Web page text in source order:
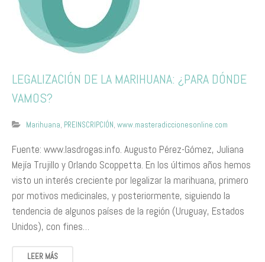
LEGALIZACIÓN DE LA MARIHUANA: ¿PARA DÓNDE
VAMOS?
Marihuana, PREINSCRIPCIÓN, www.masteradiccionesonline.com
Fuente: www.lasdrogas.info. Augusto Pérez-Gómez, Juliana
Mejía Trujillo y Orlando Scoppetta. En los últimos años hemos
visto un interés creciente por legalizar la marihuana, primero
por motivos medicinales, y posteriormente, siguiendo la
tendencia de algunos países de la región (Uruguay, Estados
Unidos), con fines…
LEER MÁS